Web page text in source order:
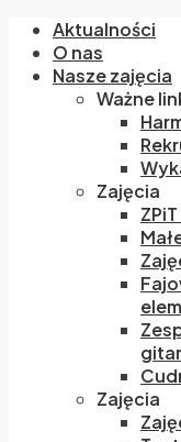
Aktualności
O nas
Nasze zajęcia
Ważne
Zajęcia
Zajęcia